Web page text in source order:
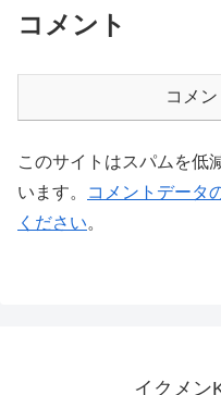
コメント
コメ
このサイトはスパムを低
います。
コメントデータ
ください。
イクメン